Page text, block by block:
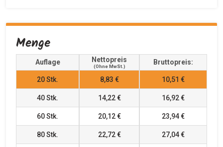
Menge
Auflage Nettopreis
(ohne MwSt.)
Bruttopreis:
20Stk. 8,83 € 10,51 €
40Stk. 14,22 € 16,92 €
60Stk. 20,12 € 23,94 €
80Stk. 22,72 € 27,04 €